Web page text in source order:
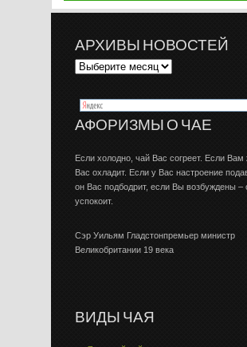
АРХИВЫ НОВОСТЕЙ
АФОРИЗМЫ О ЧАЕ
Если холодно, чай Вас согреет. Если Вам
Вас охладит. Если у Вас настроение
он Вас подбодрит, если Вы возбуждены –
успокоит.
Сэр Уильям Гладстонпремьер министр
Великобритании 19 века
ВИДЫ ЧАЯ